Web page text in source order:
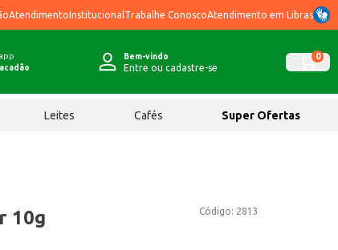
AtendimentoInstitucional Trabalhe ConoscoAtendimento em Libras
Bem-vindo
Entre ou cadastre-se
0
Leites Cafés Super Ofertas
Código: 2813
10g